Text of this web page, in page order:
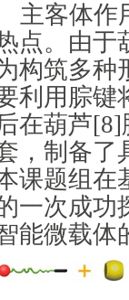
主客体作
点。由于
构筑多种
利用腙键
在葫芦
，制备了
课题组在
一次成功
能微载体